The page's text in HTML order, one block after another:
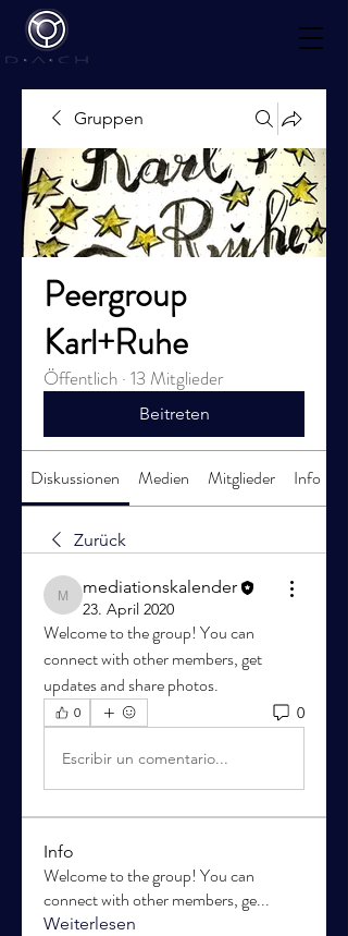
Gruppen
Peergroup
Karl+Ruhe
Öffentlich · 13 Mitglieder
Beitreten
Diskussionen Medien Mitglieder Info
Zurück
mediationskalender
mediationskalender
23. April 2020
Welcome to the group! You can
connect with other members, get
updates and share photos.
0 0
Escribir un comentario...
Info
Welcome to the group! You can
connect with other members, ge...
Weiterlesen